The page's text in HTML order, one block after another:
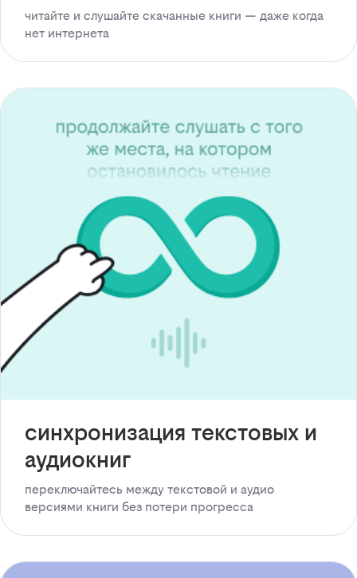
читайте и слушайте скачанные книги — даже когда
нет интернета
синхронизация текстовых и
аудиокниг
переключайтесь между текстовой и аудио
версиями книги без потери прогресса